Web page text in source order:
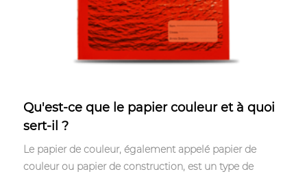
Qu'est-ce que le papier couleur et à quoi
sert-il ?
Le papier de couleur, également appelé papier de
couleur ou papier de construction, est un type de